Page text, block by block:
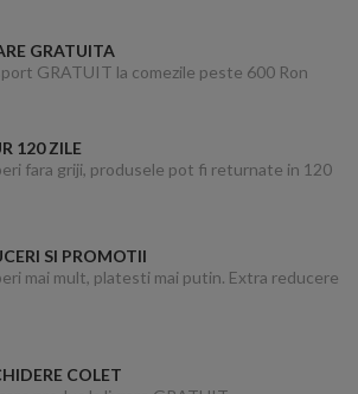
GRATUITA
GRATUIT la comezile peste 600 Ron
120 ZILE
fara griji, produsele pot fi returnate in 120
SI PROMOTII
mai mult, platesti mai putin. Extra reducere
COLET